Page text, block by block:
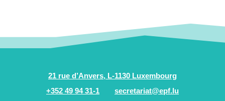
21 rue d’Anvers, L-1130 Luxembourg
+352 49 94 31-1
secretariat@epf.lu